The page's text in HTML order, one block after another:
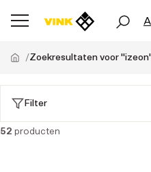
Zoekresultaten voor
Filter
52 producten